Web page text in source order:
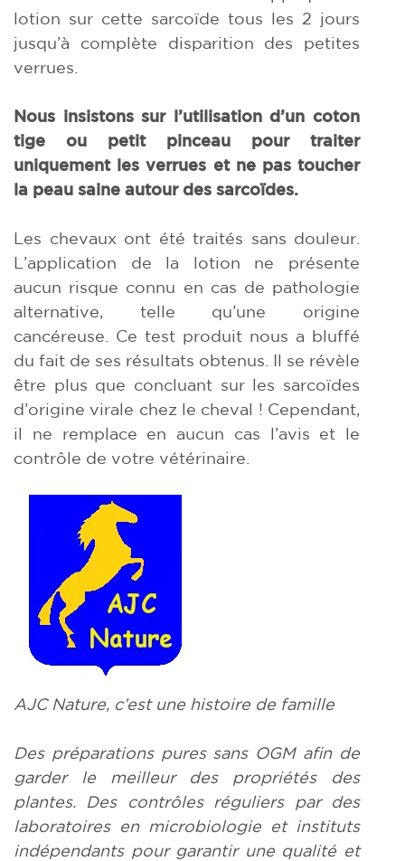
lotion sur cette sarcoïde tous les 2 jours
jusqu’à complète disparition des petites
verrues.
Nous insistons sur l’utilisation d’un coton
tige ou petit pinceau pour traiter
uniquement les verrues et ne pas toucher
la peau saine autour des sarcoïdes.
Les chevaux ont été traités sans douleur.
L’application de la lotion ne présente
aucun risque connu en cas de pathologie
alternative, telle qu’une origine
cancéreuse. Ce test produit nous a bluffé
du fait de ses résultats obtenus. Il se révèle
être plus que concluant sur les sarcoïdes
d’origine virale chez le cheval ! Cependant,
il ne remplace en aucun cas l’avis et le
contrôle de votre vétérinaire.
AJC Nature, c’est une histoire de famille
Des préparations pures sans OGM afin de
garder le meilleur des propriétés des
plantes. Des contrôles réguliers par des
laboratoires en microbiologie et instituts
indépendants pour garantir une qualité et